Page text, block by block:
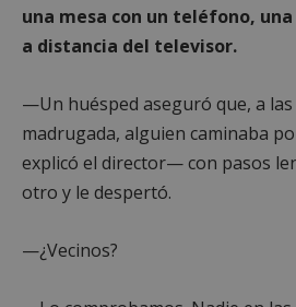
una mesa con un teléfono,
a distancia del televisor.
—Un huésped aseguró que, a las
madrugada, alguien caminaba
explicó el director— con pasos
otro y le despertó.
—¿Vecinos?